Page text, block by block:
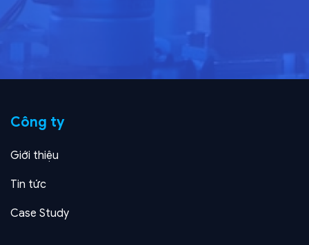
Công ty
Giới thiệu
Tin tức
Case Study